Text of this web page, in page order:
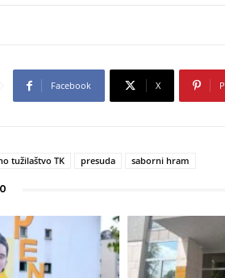
Facebook X
tužilaštvo TK presuda saborni hram